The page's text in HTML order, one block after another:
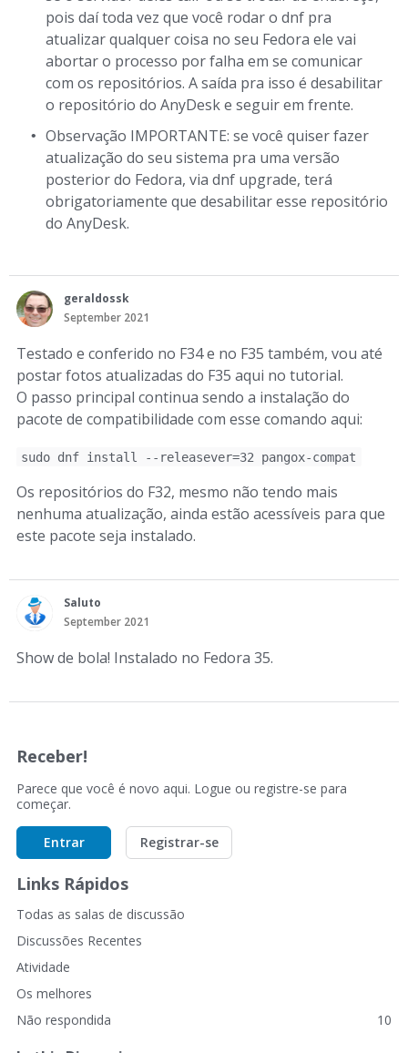
pois daí toda vez que você rodar o dnf pra
atualizar qualquer coisa no seu Fedora ele vai
abortar o processo por falha em se comunicar
com os repositórios. A saída pra isso é desabilitar
o repositório do AnyDesk e seguir em frente.
Observação IMPORTANTE: se você quiser fazer
atualização do seu sistema pra uma versão
posterior do Fedora, via dnf upgrade, terá
obrigatoriamente que desabilitar esse repositório
do AnyDesk.
geraldossk
September 2021
Testado e conferido no F34 e no F35 também, vou até
postar fotos atualizadas do F35 aqui no tutorial.
O passo principal continua sendo a instalação do
pacote de compatibilidade com esse comando aqui:
sudo dnf install --releasever=32 pangox-compat
Os repositórios do F32, mesmo não tendo mais
nenhuma atualização, ainda estão acessíveis para que
este pacote seja instalado.
Saluto
September 2021
Show de bola! Instalado no Fedora 35.
Receber!
Parece que você é novo aqui. Logue ou registre-se para
começar.
Entrar Registrar-se
Links Rápidos
Todas as salas de discussão
Discussões Recentes
Atividade
Os melhores
Não respondida
10